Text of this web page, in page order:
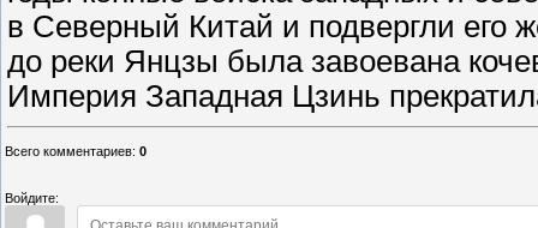
в Северный Китай и подвергли его
до реки Янцзы была завоевана
Империя Западная Цзинь
Всего комментариев: 0
Войдите: